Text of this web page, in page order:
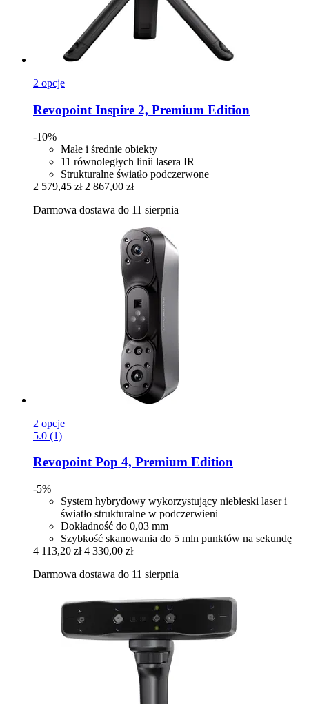
2 opcje
Revopoint Inspire 2, Premium Edition
-10%
Małe i średnie obiekty
11 równoległych linii lasera IR
Strukturalne światło podczerwone
2 579,45 zł 2 867,00 zł
Darmowa dostawa do 11 sierpnia
2 opcje
5.0 (1)
RevopointPop 4, Premium Edition
-5%
System hybrydowy wykorzystujący niebieski laser i
światło strukturalne w podczerwieni
Dokładność do 0,03 mm
Szybkość skanowania do 5 mln punktów na sekundę
4 113,20 zł 4 330,00 zł
Darmowa dostawa do 11 sierpnia